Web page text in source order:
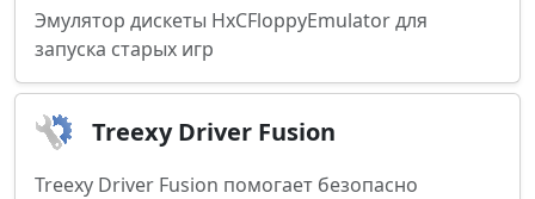
Эмулятор дискеты HxCFloppyEmulator для
запуска старых игр
Treexy Driver Fusion
Treexy Driver Fusion помогает безопасно